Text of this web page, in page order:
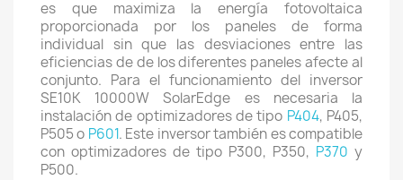
es que maximiza la energía fotovoltaica
proporcionada por los paneles de forma
individual sin que las desviaciones entre las
eficiencias de de los diferentes paneles afecte al
conjunto. Para el funcionamiento del inversor
SE10K 10000W SolarEdge es necesaria la
instalación de optimizadores de tipo P404, P405,
P505 o P601. Este inversor también es compatible
con optimizadores de tipo P300, P350, P370 y
P500.